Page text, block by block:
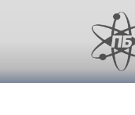
Перейти к основному